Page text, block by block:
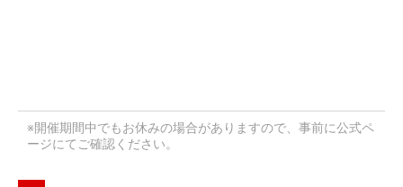
※開催期間中でもお休みの場合がありますので、事前に公式ペ
ージにてご確認ください。